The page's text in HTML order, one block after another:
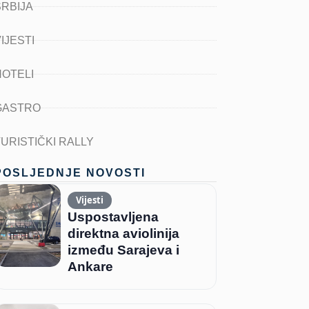
RALLY
NOVOSTI
Vijesti
Uspostavljena
direktna aviolinija
između Sarajeva i
Ankare